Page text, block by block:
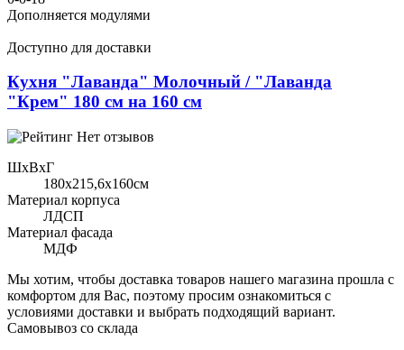
Дополняется модулями
Доступно для доставки
Кухня "Лаванда" Молочный / "Лаванда
"Крем" 180 см на 160 см
Нет отзывов
ШхВхГ
180x215,6х160см
Материал корпуса
ЛДСП
Материал фасада
МДФ
Мы хотим, чтобы доставка товаров нашего магазина прошла с
комфортом для Вас, поэтому просим ознакомиться с
условиями доставки и выбрать подходящий вариант.
Самовывоз со склада